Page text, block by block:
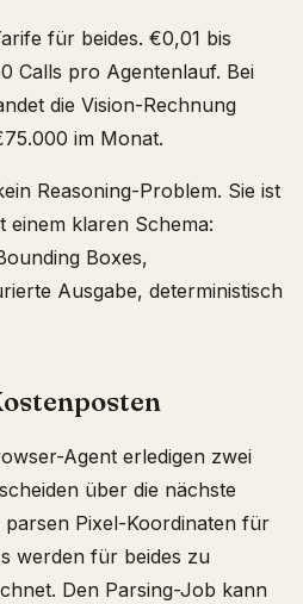
für beides. €0,01 bis
Calls pro Agentenlauf. Bei
die Vision-Rechnung
im Monat.
Reasoning-Problem. Sie ist
einem klaren Schema:
Boxes,
Ausgabe, deterministisch
Agent erledigen zwei
über die nächste
Pixel-Koordinaten für
werden für beides zu
Den Parsing-Job kann